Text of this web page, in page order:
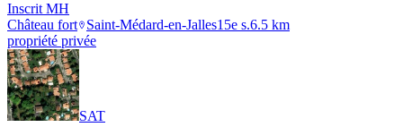
Inscrit MH
Château fort
Saint-Médard-en-Jalles15e s.6.5 km
propriété privée
SAT